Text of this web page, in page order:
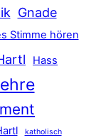
Gnade
Stimme hören
Hass
katholisch